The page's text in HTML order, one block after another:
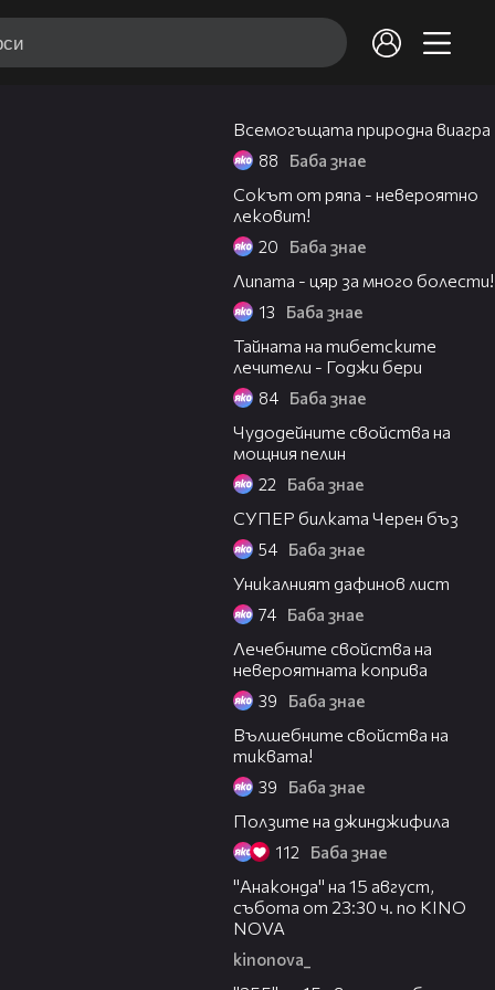
Всемогъщата природна виагра
88 Баба знае
Сокът от ряпа - невероятно
лековит!
20 Баба знае
Липата - цяр за много болести!
13 Баба знае
Тайната на тибетските
лечители - Годжи бери
84 Баба знае
Чудодейните свойства на
мощния пелин
22 Баба знае
СУПЕР билката Черен бъз
54 Баба знае
Уникалният дафинов лист
74 Баба знае
Лечебните свойства на
невероятната коприва
39 Баба знае
Вълшебните свойства на
тиквата!
39 Баба знае
Ползите на джинджифила
112 Баба знае
"Анаконда" на 15 август,
събота от 23:30 ч. по KINO
NOVA
kinonova_